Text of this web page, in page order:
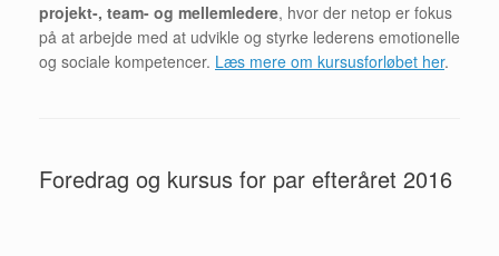
projekt-, team- og mellemledere, hvor der netop er fokus
på at arbejde med at udvikle og styrke lederens emotionelle
og sociale kompetencer. Læs mere om kursusforløbet her.
Foredrag og kursus for par efteråret 2016